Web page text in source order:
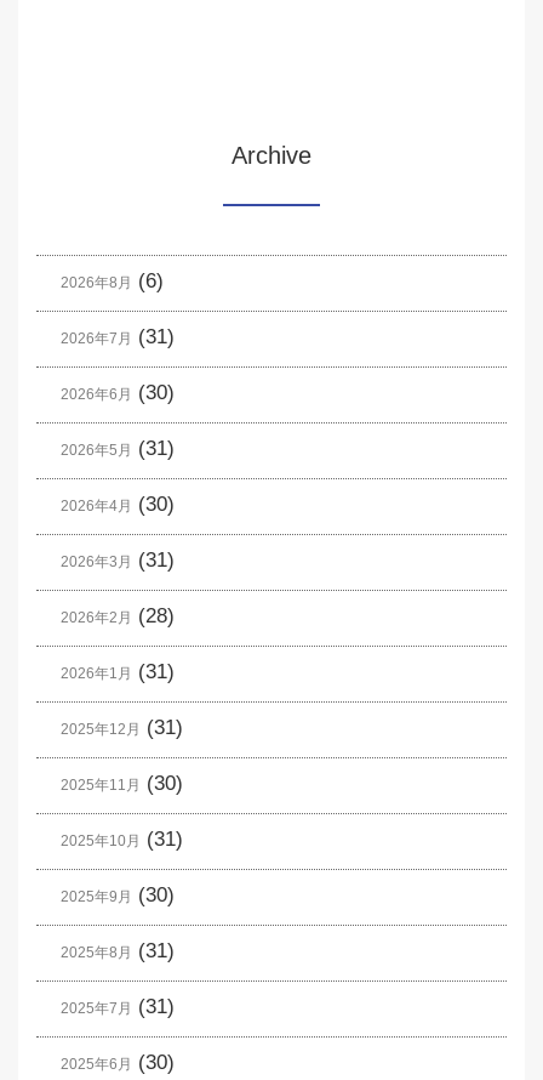
Archive
2026年8月 (6)
2026年7月 (31)
2026年6月 (30)
2026年5月 (31)
2026年4月 (30)
2026年3月 (31)
2026年2月 (28)
2026年1月 (31)
2025年12月 (31)
2025年11月 (30)
2025年10月 (31)
2025年9月 (30)
2025年8月 (31)
2025年7月 (31)
2025年6月 (30)